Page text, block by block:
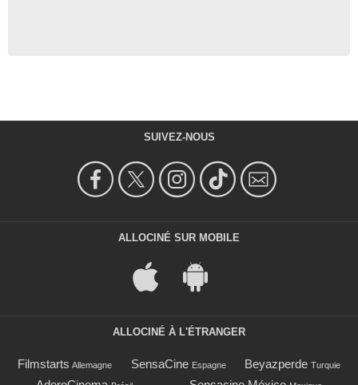
SUIVEZ-NOUS
ALLOCINÉ SUR MOBILE
ALLOCINÉ À L'ÉTRANGER
Filmstarts Allemagne SensaCine Espagne Beyazperde Turquie